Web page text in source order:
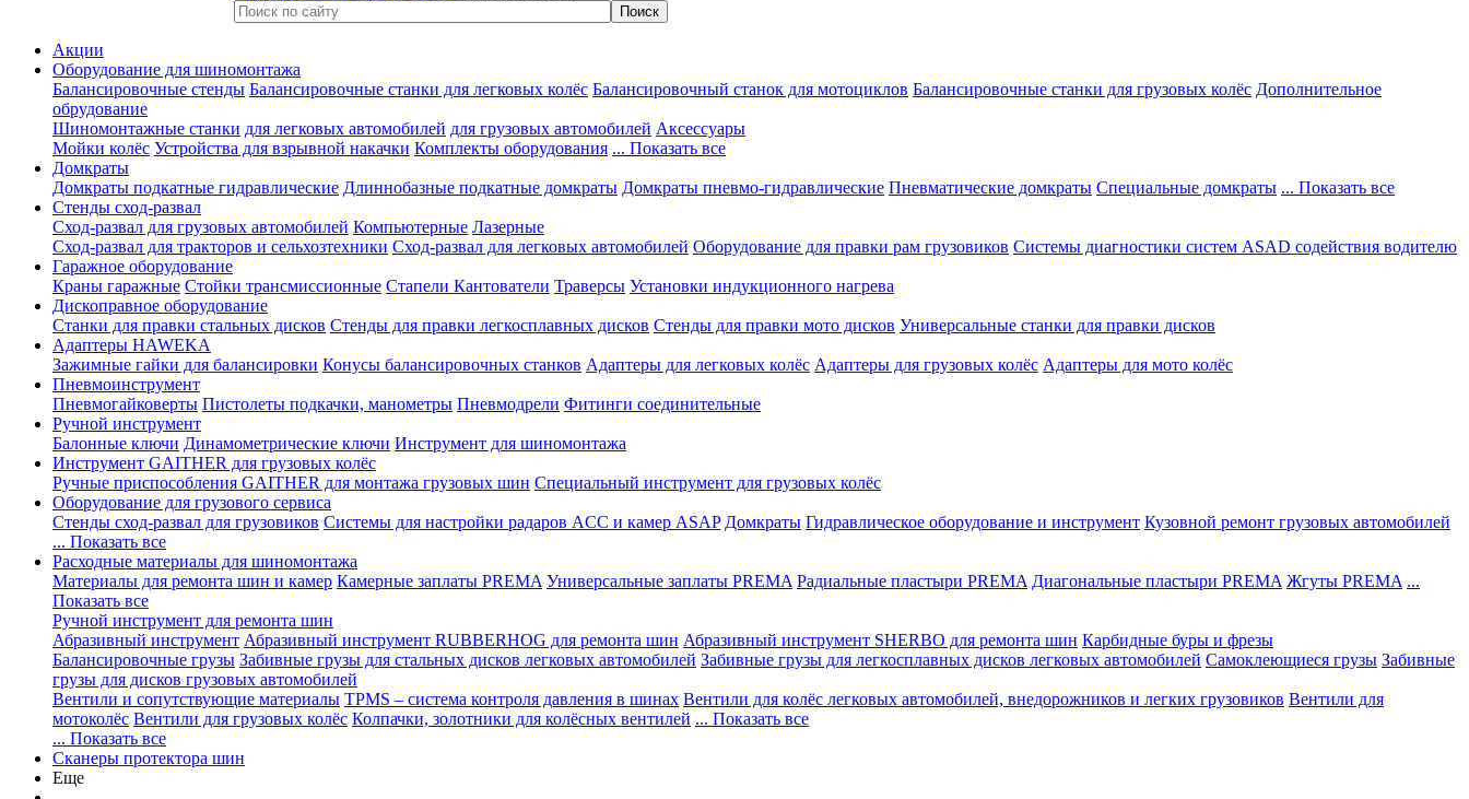
Акции
Оборудование для шиномонтажа
Балансировочные стенды Балансировочные станки для легковых колёс Балансировочный станок для мотоциклов Балансировочные станки для грузовых колёс Дополнительное
обрудование
Шиномонтажные станки для легковых автомобилей для грузовых автомобилей Аксессуары
Мойки колёс Устройства для взрывной накачки Комплекты оборудования ... Показать все
Домкраты
Домкраты подкатные гидравлические Длиннобазные подкатные домкраты Домкраты пневмо-гидравлические Пневматические домкраты Специальные домкраты ... Показать все
Стенды сход-развал
Сход-развал для грузовых автомобилей Компьютерные Лазерные
Сход-развал для тракторов и сельхозтехники Сход-развал для легковых автомобилей Оборудование для правки рам грузовиков Системы диагностики систем ASAD содействия водителю
Гаражное оборудование
Краны гаражные Стойки трансмиссионные Стапели Кантователи Траверсы Установки индукционного нагрева
Дископравное оборудование
Станки для правки стальных дисков Стенды для правки легкосплавных дисков Стенды для правки мото дисков Универсальные станки для правки дисков
Адаптеры HAWEKA
Зажимные гайки для балансировки Конусы балансировочных станков Адаптеры для легковых колёс Адаптеры для грузовых колёс Адаптеры для мото колёс
Пневмоинструмент
Пневмогайковерты Пистолеты подкачки, манометры Пневмодрели Фитинги соединительные
Ручной инструмент
Балонные ключи Динамометрические ключи Инструмент для шиномонтажа
Инструмент GAITHER для грузовых колёс
Ручные приспособления GAITHER для монтажа грузовых шин Специальный инструмент для грузовых колёс
Оборудование для грузового сервиса
Стенды сход-развал для грузовиков Системы для настройки радаров ACC и камер ASAP Домкраты Гидравлическое оборудование и инструмент Кузовной ремонт грузовых автомобилей
... Показать все
Расходные материалы для шиномонтажа
Материалы для ремонта шин и камер Камерные заплаты PREMA Универсальные заплаты PREMA Радиальные пластыри PREMA Диагональные пластыри PREMA Жгуты PREMA ...
Показать все
Ручной инструмент для ремонта шин
Абразивный инструмент Абразивный инструмент RUBBERHOG для ремонта шин Абразивный инструмент SHERBO для ремонта шин Карбидные буры и фрезы
Балансировочные грузы Забивные грузы для стальных дисков легковых автомобилей Забивные грузы для легкосплавных дисков легковых автомобилей Самоклеющиеся грузы Забивные
грузы для дисков грузовых автомобилей
Вентили и сопутствующие материалы TPMS – система контроля давления в шинах Вентили для колёс легковых автомобилей, внедорожников и легких грузовиков Вентили для
мотоколёс Вентили для грузовых колёс Колпачки, золотники для колёсных вентилей ... Показать все
... Показать все
Сканеры протектора шин
Еще